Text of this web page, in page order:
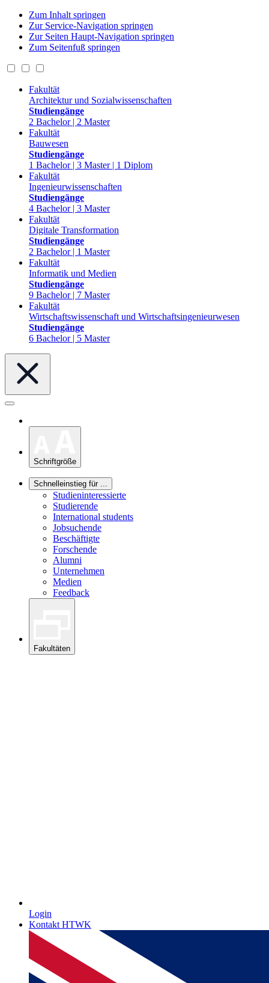
Zum Inhalt springen
Zur Service-Navigation springen
Zur Seiten Haupt-Navigation springen
Zum Seitenfuß springen
Fakultät
Architektur und Sozialwissenschaften
Studiengänge
2 Bachelor | 2 Master
Fakultät
Bauwesen
Studiengänge
1 Bachelor | 3 Master | 1 Diplom
Fakultät
Ingenieurwissenschaften
Studiengänge
4 Bachelor | 3 Master
Fakultät
Digitale Transformation
Studiengänge
2 Bachelor | 1 Master
Fakultät
Informatik und Medien
Studiengänge
9 Bachelor | 7 Master
Fakultät
Wirtschaftswissenschaft und Wirtschaftsingenieurwesen
Studiengänge
6 Bachelor | 5 Master
Schriftgröße
Schnelleinstieg für ...
Studieninteressierte
Studierende
International students
Jobsuchende
Beschäftigte
Forschende
Alumni
Unternehmen
Medien
Feedback
Fakultäten
Login
Kontakt HTWK